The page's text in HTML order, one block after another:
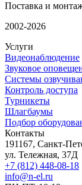
Поставка и
2002-2026
Услуги
Видеонаблюдение
Звуковое
Системы
Контроль доступа
Турникеты
Шлагбаумы
Подбор
Контакты
191167, Санкт-
ул. Тележная, 37Д
+7 (812) 448-08-18
info@n-el.ru